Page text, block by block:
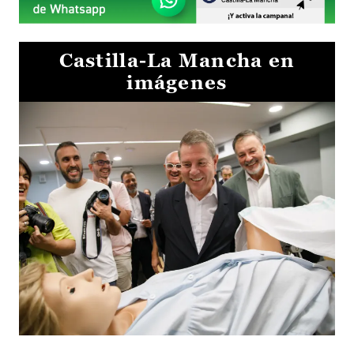
Castilla-La Mancha en
imágenes